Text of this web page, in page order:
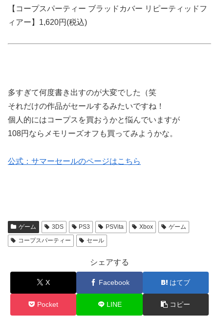
【コープスパーティー ブラッドカバー リピーティッドフ
ィアー】1,620円(税込)
多すぎて何度書き出すのが大変でした（笑
それだけの作品がセールするみたいですね！
個人的にはコープスを買おうかと悩んでいますが
108円ならメモリーズオフも買ってみようかな。
公式：サマーセールのページはこちら
ゲーム 3DS PS3 PSVita Xbox
ゲーム
コープスパーティー
セール
シェアする
X Facebook はてブ
Pocket LINE コピー